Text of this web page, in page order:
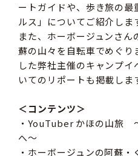
ートガイドや、歩き旅の
ルス」についてご紹介しま
また、ホーボージュンさん
蘇の山々を自転車でめぐ
した弊社主催のキャンプ
いてのリポートも掲載しま
＜コンテンツ＞
・YouTuber かほの山旅
へ〜
・ホーボージュンの阿蘇